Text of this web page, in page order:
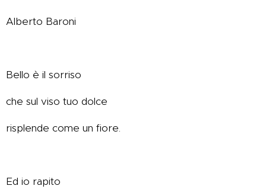
Alberto Baroni
Bello è il sorriso
che sul viso tuo dolce
risplende come un fiore.
Ed io rapito